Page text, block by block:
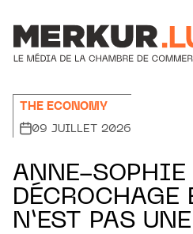
THE ECONOMY
09 JUILLET 2026
ANNE-
DÉCROCHAGE
N’EST PAS